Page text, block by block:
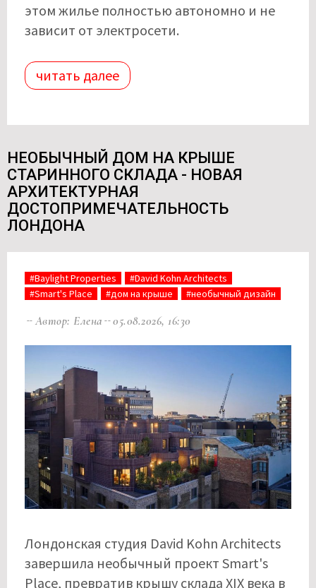
этом жилье полностью автономно и не
зависит от электросети.
читать далее
НЕОБЫЧНЫЙ ДОМ НА КРЫШЕ
СТАРИННОГО СКЛАДА - НОВАЯ
АРХИТЕКТУРНАЯ
ДОСТОПРИМЕЧАТЕЛЬНОСТЬ
ЛОНДОНА
#Baylight Properties
#David Kohn Architects
#Smart's Place
#дом на крыше #необычный дизайн
Автор: Елена 05.08.2026, 16:30
Лондонская студия David Kohn Architects
завершила необычный проект Smart's
Place, превратив крышу склада XIX века в